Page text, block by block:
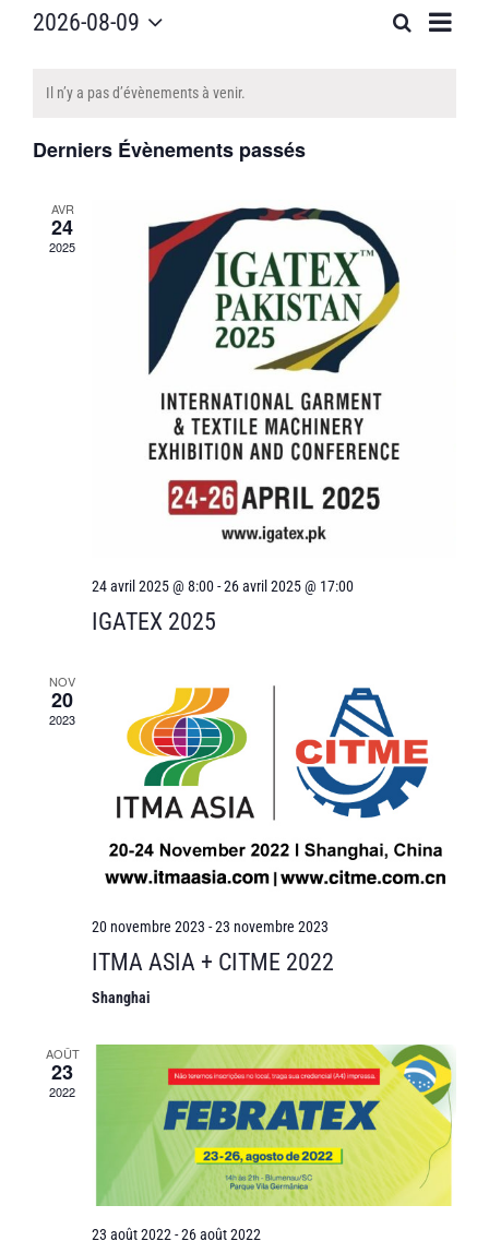
Recherche
Recherche
Mois
2026-08-09
date.
deIl n’y a pas d’évènements à venir.
Derniers Évènements passés
AVR
24
2025
24 avril 2025 @ 8:00-26 avril 2025 @ 17:00
IGATEX 2025
NOV
20
2023
20 novembre 2023 -23 novembre 2023
ITMA ASIA + CITME 2022
Shanghai
AOÛT
23
2022
23 août 2022 -26 août 2022